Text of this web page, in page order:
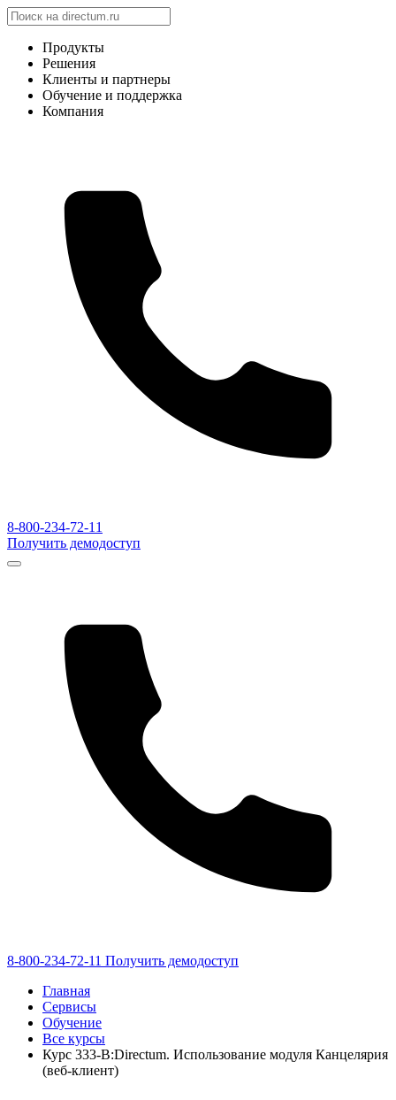
Продукты
Решения
Клиенты и партнеры
Обучение и поддержка
Компания
8-800-234-72-11
Получить демодоступ
8-800-234-72-11 Получить демодоступ
Главная
Сервисы
Обучение
Все курсы
Курс 333-В:Directum. Использование модуля Канцелярия
(веб-клиент)